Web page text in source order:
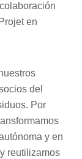
en
del
Por
y en
reutilizamos